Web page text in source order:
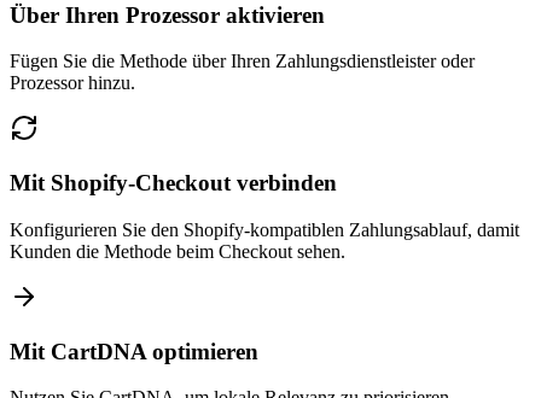
Über Ihren Prozessor aktivieren
Fügen Sie die Methode über Ihren Zahlungsdienstleister oder
Prozessor hinzu.
Mit Shopify-Checkout verbinden
Konfigurieren Sie den Shopify-kompatiblen Zahlungsablauf, damit
Kunden die Methode beim Checkout sehen.
Mit CartDNA optimieren